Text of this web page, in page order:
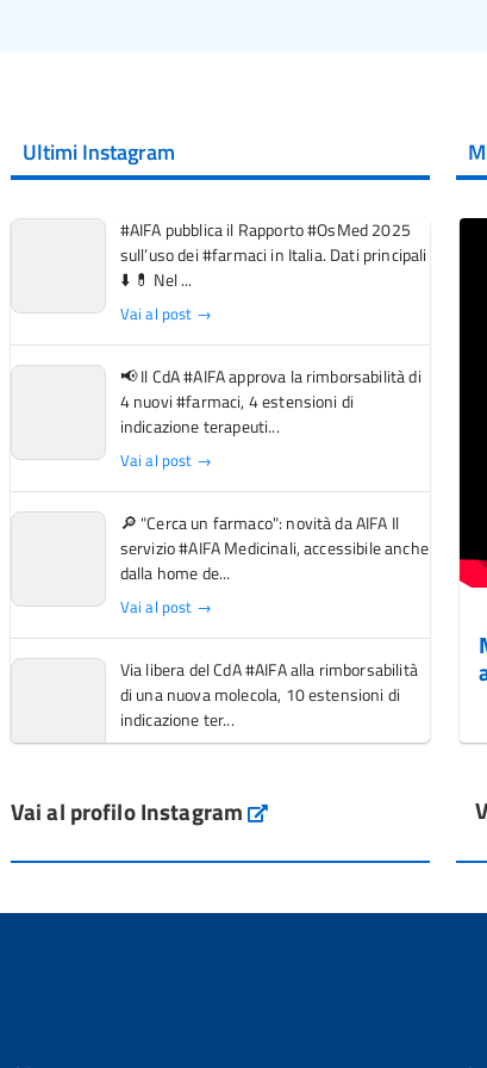
Ultimi Instagram
#AIFA pubblica il Rapporto #OsMed 2025
sull’uso dei #farmaci in Italia. Dati principali
⬇️ 💊 Nel ...
Vai al post →
📢 Il CdA #AIFA approva la rimborsabilità di
4 nuovi #farmaci, 4 estensioni di
indicazione terapeuti...
Vai al post →
🔎 "Cerca un farmaco": novità da AIFA Il
servizio #AIFA Medicinali, accessibile anche
dalla home de...
Vai al post →
Via libera del CdA #AIFA alla rimborsabilità
di una nuova molecola, 10 estensioni di
indicazione ter...
L'Italia si conferma tra i primi Paesi europei
dal Servi...
Vai al profilo Instagram Instagram